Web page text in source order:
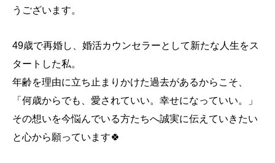
うございます。
49歳で再婚し、婚活カウンセラーとして新たな人生をス
タートした私。
年齢を理由に立ち止まりかけた過去があるからこそ、
「何歳からでも、愛されていい。幸せになっていい。」
その想いを今悩んでいる方たちへ誠実に伝えていきたい
と心から願っています🍀